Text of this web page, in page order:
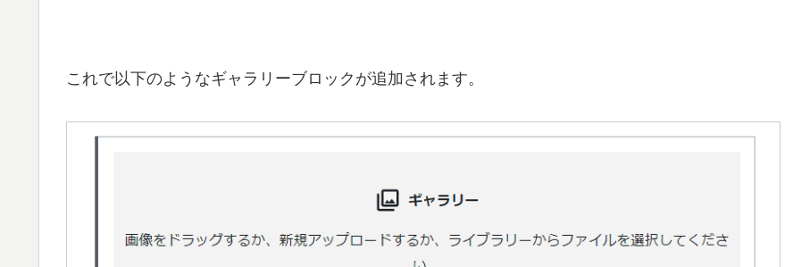
これで以下のようなギャラリーブロックが追加されます。